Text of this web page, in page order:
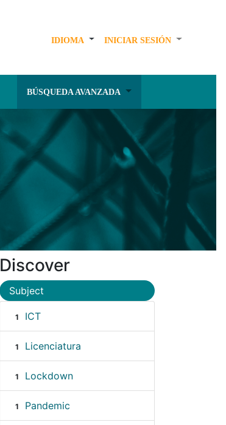
IDIOMA INICIAR SESIÓN
BÚSQUEDA AVANZADA
Discover
Subject
1 ICT
1 Licenciatura
1 Lockdown
1 Pandemic